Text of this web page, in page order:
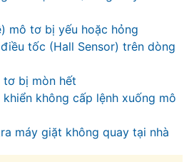
mô tơ bị yếu hoặc hỏng
tốc (Hall Sensor) trên dòng
tơ bị mòn hết
khiển không cấp lệnh xuống mô
máy giặt không quay tại nhà